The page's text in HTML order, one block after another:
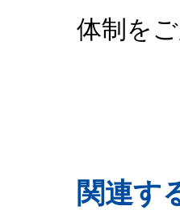
体制を
関連す